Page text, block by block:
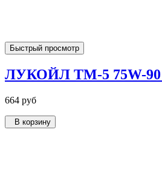
Быстрый просмотр
ЛУКОЙЛ ТМ-5 75W-90
664 руб
В корзину